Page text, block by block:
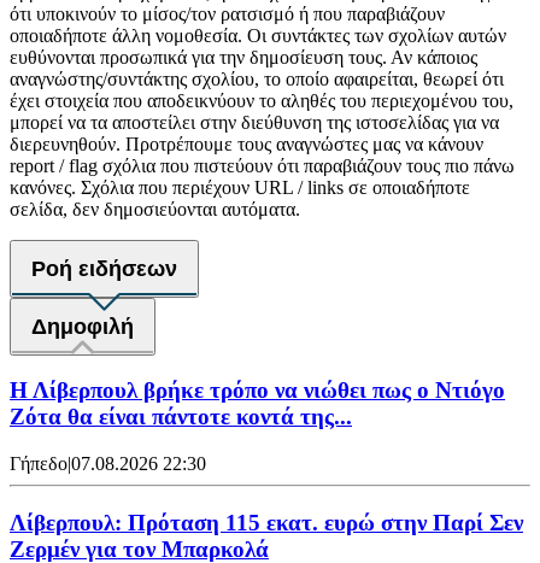
ότι υποκινούν το μίσος/τον ρατσισμό ή που παραβιάζουν
οποιαδήποτε άλλη νομοθεσία. Οι συντάκτες των σχολίων αυτών
ευθύνονται προσωπικά για την δημοσίευση τους. Αν κάποιος
αναγνώστης/συντάκτης σχολίου, το οποίο αφαιρείται, θεωρεί ότι
έχει στοιχεία που αποδεικνύουν το αληθές του περιεχομένου του,
μπορεί να τα αποστείλει στην διεύθυνση της ιστοσελίδας για να
διερευνηθούν. Προτρέπουμε τους αναγνώστες μας να κάνουν
report / flag σχόλια που πιστεύουν ότι παραβιάζουν τους πιο πάνω
κανόνες. Σχόλια που περιέχουν URL / links σε οποιαδήποτε
σελίδα, δεν δημοσιεύονται αυτόματα.
Ροή ειδήσεων
Δημοφιλή
Η Λίβερπουλ βρήκε τρόπο να νιώθει πως ο Ντιόγο
Ζότα θα είναι πάντοτε κοντά της...
Γήπεδο|07.08.2026 22:30
Λίβερπουλ: Πρόταση 115 εκατ. ευρώ στην Παρί Σεν
Ζερμέν για τον Μπαρκολά